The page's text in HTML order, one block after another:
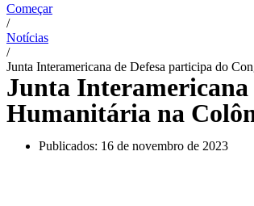
Começar
/
Notícias
/
Junta Interamericana de Defesa participa do
Junta Interamericana
Humanitária na
Publicados: 16 de novembro de 2023